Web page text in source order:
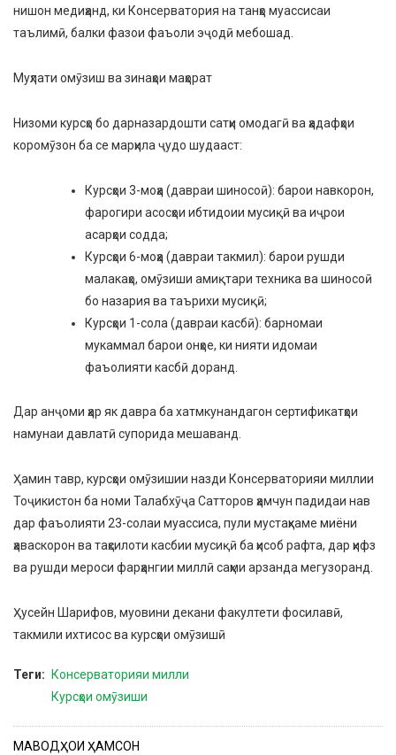
нишон медиҳанд, ки Консерватория на танҳо муассисаи
таълимӣ, балки фазои фаъоли эҷодӣ мебошад.
Муҳлати омӯзиш ва зинаҳои маҳорат
Низоми курсҳо бо дарназардошти сатҳи омодагӣ ва ҳадафҳои
коромӯзон ба се марҳила ҷудо шудааст:
Курсҳои 3-моҳа (давраи шиносоӣ): барои навкорон,
фарогири асосҳои ибтидоии мусиқӣ ва иҷрои
асарҳои содда;
Курсҳои 6-моҳа (давраи такмил): барои рушди
малакаҳо, омӯзиши амиқтари техника ва шиносоӣ
бо назария ва таърихи мусиқӣ;
Курсҳои 1-сола (давраи касбӣ): барномаи
мукаммал барои онҳое, ки нияти идомаи
фаъолияти касбӣ доранд.
Дар анҷоми ҳар як давра ба хатмкунандагон сертификатҳои
намунаи давлатӣ супорида мешаванд.
Ҳамин тавр, курсҳои омӯзишии назди Консерваторияи миллии
Тоҷикистон ба номи Талабхӯҷа Сатторов ҳамчун падидаи нав
дар фаъолияти 23-солаи муассиса, пули мустаҳкаме миёни
ҳаваскорон ва таҳсилоти касбии мусиқӣ ба ҳисоб рафта, дар ҳифз
ва рушди мероси фарҳангии миллӣ саҳми арзанда мегузоранд.
Ҳусейн Шарифов, муовини декани факултети фосилавӣ,
такмили ихтисос ва курсҳои омӯзишӣ
Теги
Консерваторияи милли
Курсҳои омӯзиши
МАВОДҲОИ ҲАМСОН